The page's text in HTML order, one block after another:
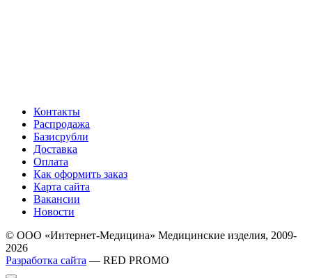
Контакты
Распродажа
Базисрубли
Доставка
Оплата
Как оформить заказ
Карта сайта
Вакансии
Новости
© ООО «Интернет-Медицина» Медицинские изделия, 2009-
2026
Разработка сайта — RED PROMO